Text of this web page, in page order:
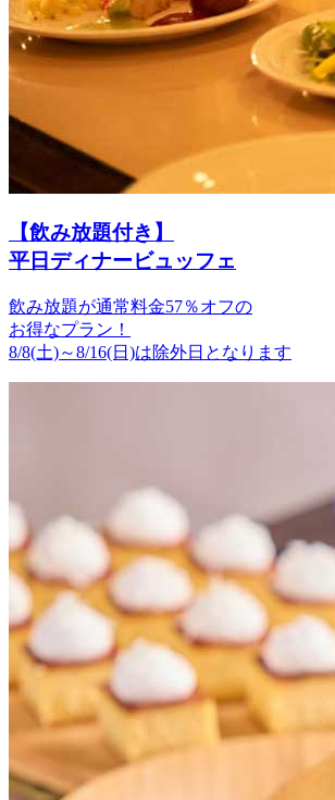
【飲み放題付き】
平日ディナービュッフェ
飲み放題が通常料金57％オフの
お得なプラン！
8/8(土)～8/16(日)は除外日となります